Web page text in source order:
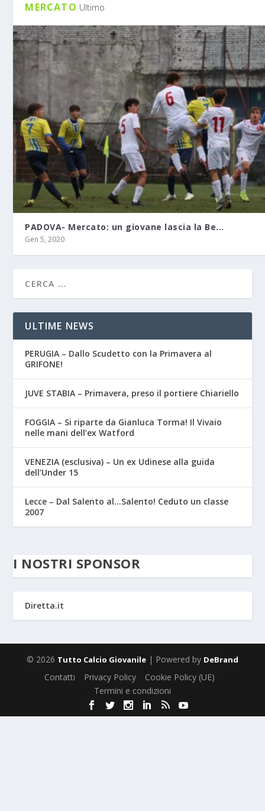
MERCATO Ultimo
PADOVA- Mercato: un giovane lascia la Be...
Gen 5, 2020
ULTIME NEWS
PERUGIA – Dallo Scudetto con la Primavera al
GRIFONE!
JUVE STABIA – Primavera, preso il portiere Chiariello
FOGGIA – Si riparte da Gianluca Torma! Il Vivaio
nelle mani dell’ex Watford
VENEZIA (esclusiva) – Un ex Udinese alla guida
dell’Under 15
Lecce – Dal Salento al…Salento! Ceduto un classe
2007
I NOSTRI SPONSOR
Diretta.it
© 2026 Tutto Calcio Giovanile | Powered by DeBrand
Contatti Privacy Policy
Cookie Policy (UE)
Termini e condizioni